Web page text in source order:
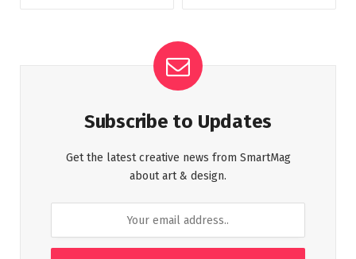
Subscribe to Updates
Get the latest creative news from SmartMag
about art & design.